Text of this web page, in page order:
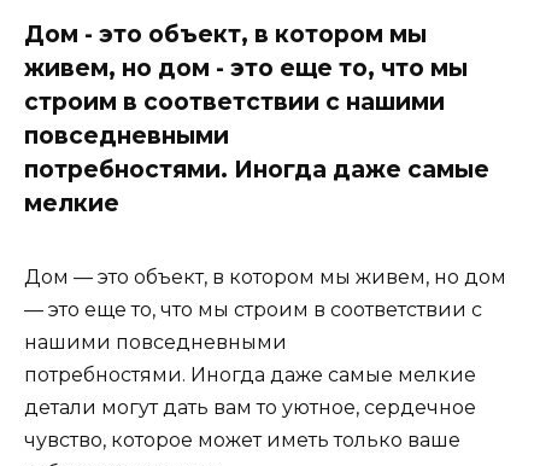
Дом - это объект, в котором мы
живем, но дом - это еще то, что мы
строим в соответствии с нашими
повседневными
потребностями. Иногда даже самые
мелкие
Дом — это объект, в котором мы живем, но дом
— это еще то, что мы строим в соответствии с
нашими повседневными
потребностями. Иногда даже самые мелкие
детали могут дать вам то уютное, сердечное
чувство, которое может иметь только ваше